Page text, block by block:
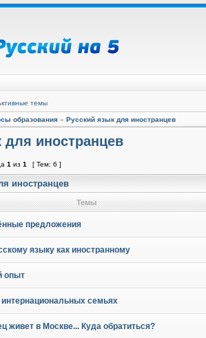
темы
образования » Русский язык для иностранцев
для иностранцев
1 из 1 [ Тем: 6 ]
иностранцев
Темы
предложения
языку как иностранному
опыт
интернациональных семьях
живет в Москве... Куда обратиться?